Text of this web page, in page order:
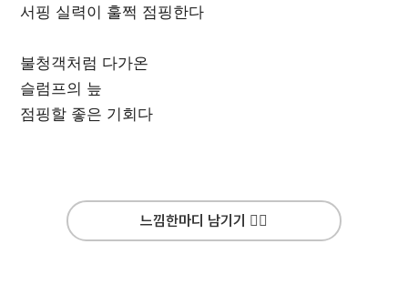
서핑 실력이 훌쩍 점핑한다
불청객처럼 다가온
슬럼프의 늪
점핑할 좋은 기회다
느낌한마디 남기기 ✍🏻